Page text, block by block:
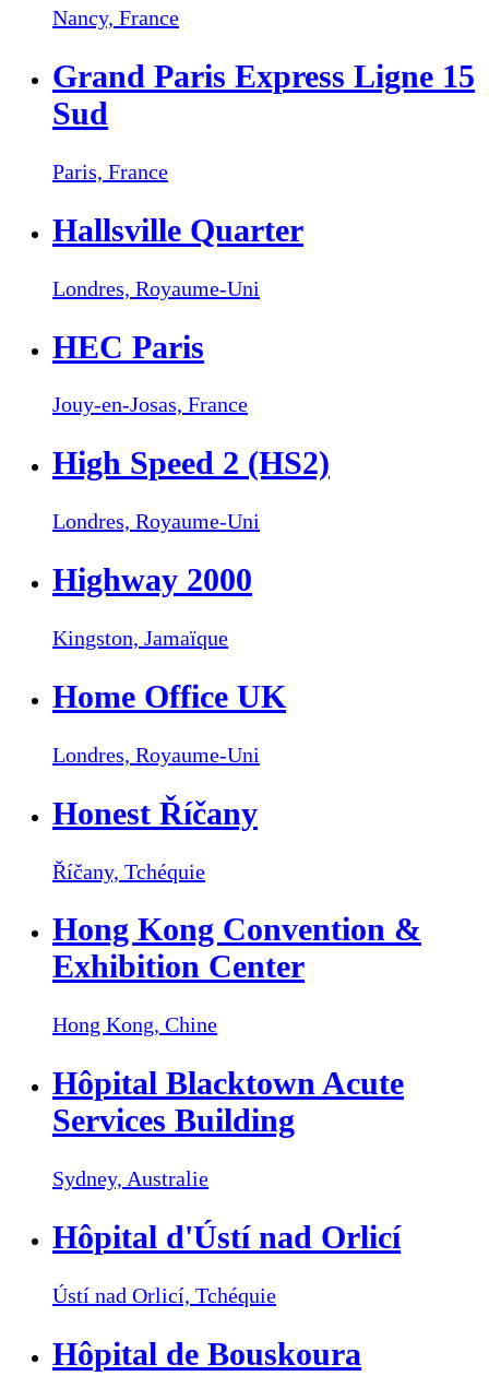
Nancy, France
Grand Paris Express Ligne 15
Sud
Paris, France
Hallsville Quarter
Londres, Royaume-Uni
HEC Paris
Jouy-en-Josas, France
High Speed 2 (HS2)
Londres, Royaume-Uni
Highway 2000
Kingston, Jamaïque
Home Office UK
Londres, Royaume-Uni
Honest Říčany
Říčany, Tchéquie
Hong Kong Convention &
Exhibition Center
Hong Kong, Chine
Hôpital Blacktown Acute
Services Building
Sydney, Australie
Hôpital d'Ústí nad Orlicí
Ústí nad Orlicí, Tchéquie
Hôpital de Bouskoura